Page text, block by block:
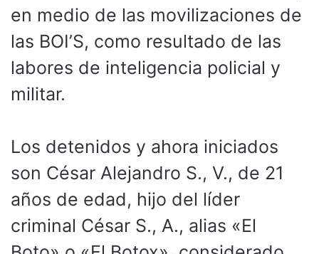
en medio de las movilizaciones de
las BOI’S, como resultado de las
labores de inteligencia policial y
militar.
Los detenidos y ahora iniciados
son César Alejandro S., V., de 21
años de edad, hijo del líder
criminal César S., A., alias «El